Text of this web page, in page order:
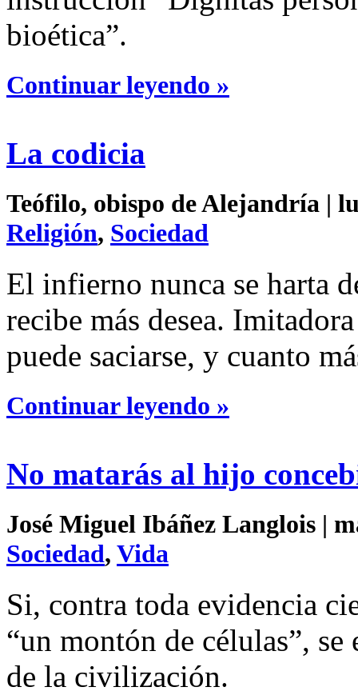
bioética”.
Continuar leyendo »
La codicia
Teófilo, obispo de Alejandría |
Religión, Sociedad
El infierno nunca se harta
recibe más desea.
puede saciarse, y cuanto
Continuar leyendo »
No matarás al hijo
José Miguel Ibáñez Langlois |
Sociedad, Vida
Si, contra toda evidencia
“un montón de células”, se
de la civilización.